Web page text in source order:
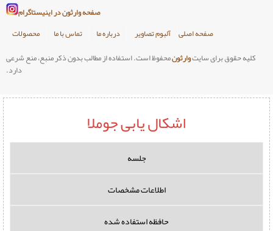
صفحه وارثون در اینیستاگرام
درباره ما تماس با ما
محصولات
وارثونمحفوظ است. استفاده از مطالب بدون ذکر منبع، منع شرعی
اشکال یابی جوملا